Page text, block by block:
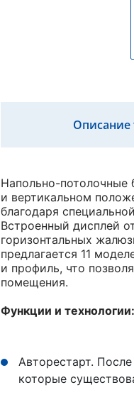
Описание
Напольно-потолочные
и вертикальном
благодаря
Встроенный дисплей
горизонтальных
предлагается 11
и профиль, что
помещения.
Функции и технологии:
Авторестарт.
которые